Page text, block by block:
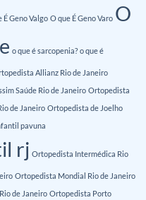
É Geno Valgo O que É Geno Varo O
o que é sarcopenia? o que é
Allianz Rio de Janeiro
Saúde Rio de Janeiro Ortopedista
de Janeiro Ortopedista de Joelho
pavuna
rj Ortopedista Intermédica Rio
Ortopedista Mondial Rio de Janeiro
de Janeiro Ortopedista Porto